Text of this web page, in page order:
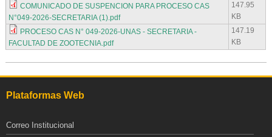
COMUNICADO DE SUSPENCION PARA PROCESO CAS
N°049-2026-SECRETARIA (1).pdf
147.95
KB
PROCESO CAS N° 049-2026-UNAS - SECRETARIA -
FACULTAD DE ZOOTECNIA.pdf
147.19
KB
Plataformas Web
Correo Institucional